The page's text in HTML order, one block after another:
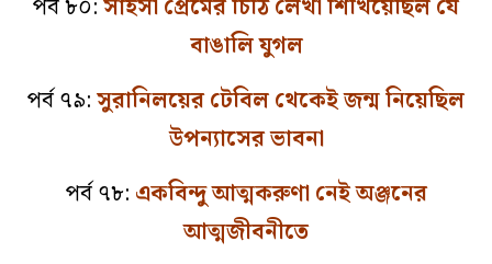
পর্ব ৮০:সাহসী প্রেমের চিঠি লেখা শিখিয়েছিল যে
বাঙালি যুগল
পর্ব ৭৯:সুরানিলয়ের টেবিল থেকেই জন্ম নিয়েছিল
উপন্যাসের ভাবনা
পর্ব ৭৮: একবিন্দু আত্মকরুণা নেই অঞ্জনের
আত্মজীবনীতে